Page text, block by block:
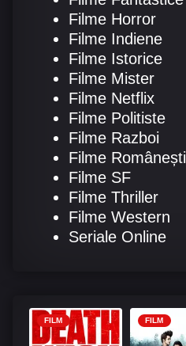
Filme Horror
Filme Indiene
Filme Istorice
Filme Mister
Filme Netflix
Filme Politiste
Filme Razboi
Filme Românești
Filme SF
Filme Thriller
Filme Western
Seriale Online
FILM FILM